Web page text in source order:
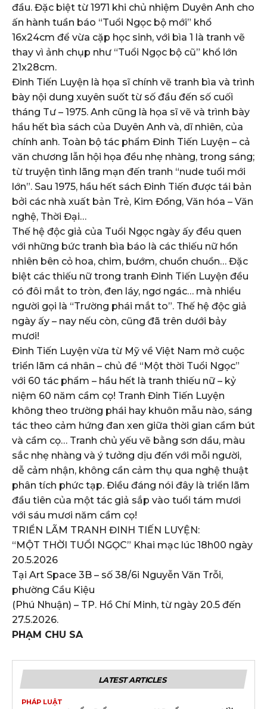
đầu. Đặc biệt từ 1971 khi chủ nhiệm Duyên Anh cho
ấn hành tuần báo “Tuổi Ngọc bộ mới” khổ
16x24cm để vừa cặp học sinh, với bìa 1 là tranh vẽ
thay vì ảnh chụp như “Tuổi Ngọc bộ cũ” khổ lớn
21x28cm.
Đinh Tiến Luyện là họa sĩ chính vẽ tranh bìa và trình
bày nội dung xuyên suốt từ số đầu đến số cuối
tháng Tư – 1975. Anh cũng là họa sĩ vẽ và trình bày
hầu hết bìa sách của Duyên Anh và, dĩ nhiên, của
chính anh. Toàn bộ tác phẩm Đinh Tiến Luyện – cả
văn chương lẫn hội họa đều nhẹ nhàng, trong sáng;
từ truyện tình lãng mạn đến tranh “nude tuổi mới
lớn”. Sau 1975, hầu hết sách Đinh Tiến được tái bản
bởi các nhà xuất bản Trẻ, Kim Đồng, Văn hóa – Văn
nghệ, Thời Đại…
Thế hệ độc giả của Tuổi Ngọc ngày ấy đều quen
với những bức tranh bìa báo là các thiếu nữ hồn
nhiên bên cỏ hoa, chim, bướm, chuồn chuồn… Đặc
biệt các thiếu nữ trong tranh Đinh Tiến Luyện đều
có đôi mắt to tròn, đen láy, ngơ ngác… mà nhiều
người gọi là “Trường phái mắt to”. Thế hệ độc giả
ngày ấy – nay nếu còn, cũng đã trên dưới bảy
mươi!
Đinh Tiến Luyện vừa từ Mỹ về Việt Nam mở cuộc
triển lãm cá nhân – chủ đề “Một thời Tuổi Ngọc”
với 60 tác phẩm – hầu hết là tranh thiếu nữ – kỷ
niệm 60 năm cầm cọ! Tranh Đinh Tiến Luyện
không theo trường phái hay khuôn mẫu nào, sáng
tác theo cảm hứng đan xen giữa thời gian cầm bút
và cầm cọ… Tranh chủ yếu vẽ bằng sơn dầu, màu
sắc nhẹ nhàng và ý tưởng dịu đến với mỗi người,
dễ cảm nhận, không cần cảm thụ qua nghệ thuật
phân tích phức tạp. Điều đáng nói đây là triển lãm
đầu tiên của một tác giả sắp vào tuổi tám mươi
với sáu mươi năm cầm cọ!
TRIỂN LÃM TRANH ĐINH TIẾN LUYỆN:
“MỘT THỜI TUỔI NGỌC” Khai mạc lúc 18h00 ngày
20.5.2026
Tại Art Space 3B – số 38/6i Nguyễn Văn Trỗi,
phường Cầu Kiệu
(Phú Nhuận) – TP. Hồ Chí Minh, từ ngày 20.5 đến
27.5.2026.
PHẠM CHU SA
LATEST ARTICLES
PHÁP LUẬT